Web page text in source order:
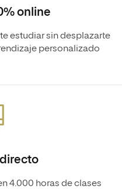
online
estudiar sin desplazarte
personalizado
4.000 horas de clases